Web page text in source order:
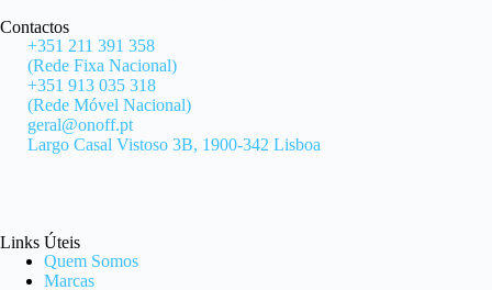
Contactos
+351 211 391 358
(Rede Fixa Nacional)
+351 913 035 318
(Rede Móvel Nacional)
geral@onoff.pt
Largo Casal Vistoso 3B, 1900-342 Lisboa
Links Úteis
Quem Somos
Marcas